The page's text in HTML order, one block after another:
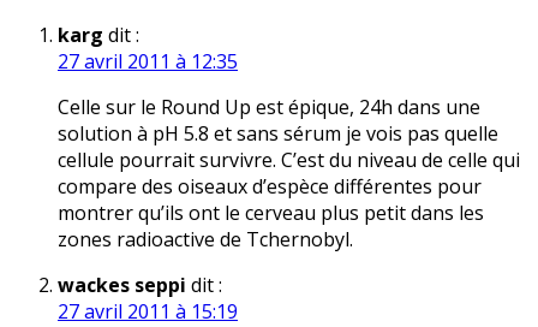
karg dit :
27 avril 2011 à 12:35
Celle sur le Round Up est épique, 24h dans une
solution à pH 5.8 et sans sérum je vois pas quelle
cellule pourrait survivre. C’est du niveau de celle qui
compare des oiseaux d’espèce différentes pour
montrer qu’ils ont le cerveau plus petit dans les
zones radioactive de Tchernobyl.
wackes seppi dit :
27 avril 2011 à 15:19